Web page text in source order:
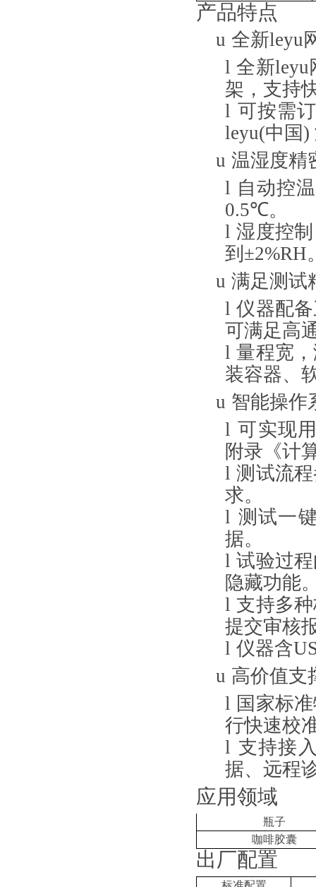
产品特点
u 全新leyu
l 全新leyu
架，支持
l 可按需
leyu(中国)
u 温湿度精
l 自动控
0.5℃。
l 湿度控
到±2%RH
u 满足测试
l 仪器配
可满足高
l 量程宽
装容器、
u 智能操作
l 可实现
附录《计
l 测试流
求。
l 测试一
据。
l 试验过
隐藏功能
l 支持多
提交审核
l 仪器含
u 高价值支
l 国家标
行快速校
l 支持接
据、远程
应用领域
瓶子
咖啡胶囊
出厂配置